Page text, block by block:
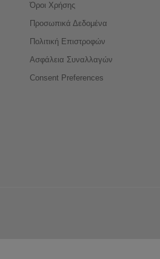
Όροι Χρήσης
Προσωπικά Δεδομένα
Πολιτική Επιστροφών
Ασφάλεια Συναλλαγών
Consent Preferences